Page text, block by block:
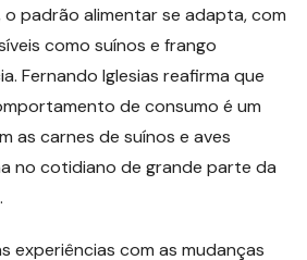
padrão alimentar se adapta, com
como suínos e frango
Fernando Iglesias reafirma que
de consumo é um
as carnes de suínos e aves
no cotidiano de grande parte da
experiências com as mudanças